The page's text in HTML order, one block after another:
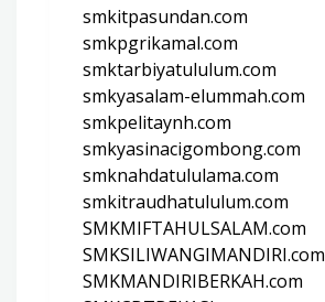
smkitpasundan.com
smkpgrikamal.com
smktarbiyatululum.com
smkyasalam-elummah.com
smkpelitaynh.com
smkyasinacigombong.com
smknahdatululama.com
smkitraudhatululum.com
SMKMIFTAHULSALAM.com
SMKSILIWANGIMANDIRI.com
SMKMANDIRIBERKAH.com